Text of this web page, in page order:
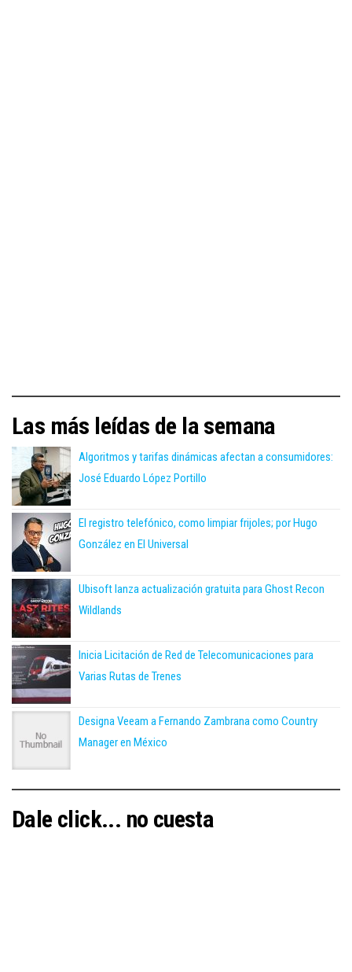
Las más leídas de la semana
Algoritmos y tarifas dinámicas afectan a consumidores:
José Eduardo López Portillo
El registro telefónico, como limpiar frijoles; por Hugo
González en El Universal
Ubisoft lanza actualización gratuita para Ghost Recon
Wildlands
Inicia Licitación de Red de Telecomunicaciones para
Varias Rutas de Trenes
Designa Veeam a Fernando Zambrana como Country
Manager en México
Dale click... no cuesta